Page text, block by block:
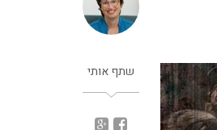
שתף אותי